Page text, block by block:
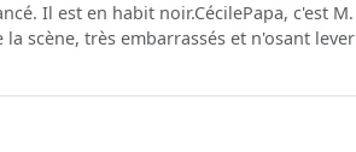
Il est en habit noir.CécilePapa, c'est M.
scène, très embarrassés et n'osant lever